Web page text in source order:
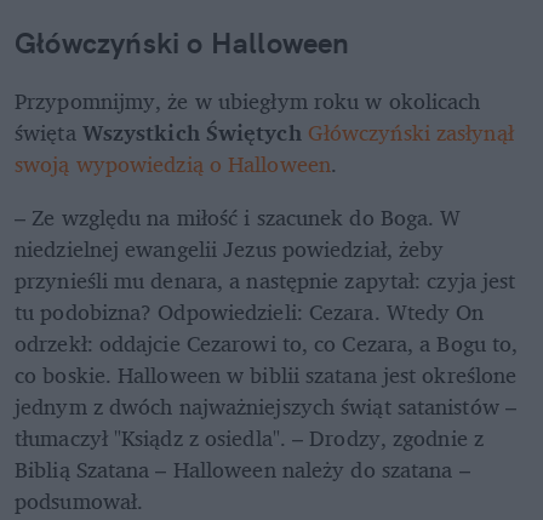
Główczyński o Halloween
Przypomnijmy, że w ubiegłym roku w okolicach
święta Wszystkich Świętych Główczyński zasłynął
swoją wypowiedzią o Halloween.
– Ze względu na miłość i szacunek do Boga. W
niedzielnej ewangelii Jezus powiedział, żeby
przynieśli mu denara, a następnie zapytał: czyja jest
tu podobizna? Odpowiedzieli: Cezara. Wtedy On
odrzekł: oddajcie Cezarowi to, co Cezara, a Bogu to,
co boskie. Halloween w biblii szatana jest określone
jednym z dwóch najważniejszych świąt satanistów –
tłumaczył "Ksiądz z osiedla". – Drodzy, zgodnie z
Biblią Szatana – Halloween należy do szatana –
podsumował.